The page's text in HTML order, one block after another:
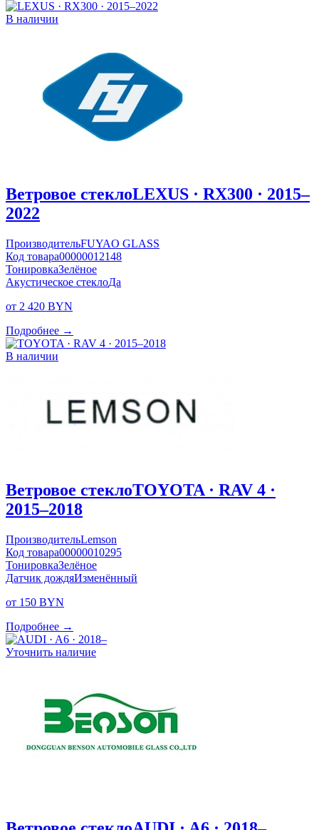
В наличии
Ветровое стеклоLEXUS · RX300 · 2015–
2022
ПроизводительFUYAO GLASS
Код товара00000012148
ТонировкаЗелёное
Акустическое стеклоДа
от 2 420 BYN
Подробнее →
В наличии
Ветровое стеклоTOYOTA · RAV 4 ·
2015–2018
ПроизводительLemson
Код товара00000010295
ТонировкаЗелёное
Датчик дождяИзменённый
от 150 BYN
Подробнее →
Уточнить наличие